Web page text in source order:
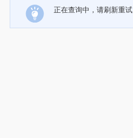
正在查询中，请刷新重试